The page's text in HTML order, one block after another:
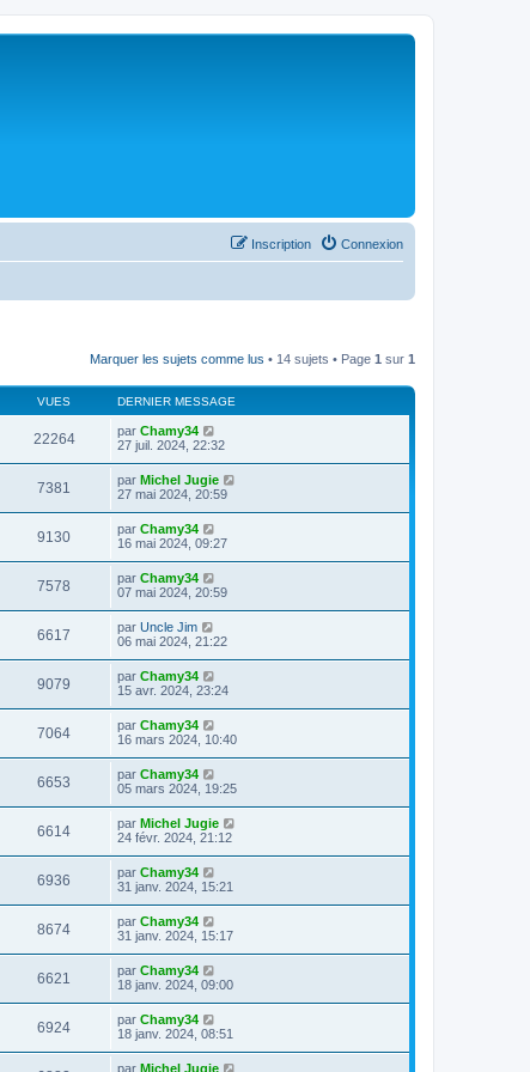
Connexion
Inscription
Marquer les sujets comme lus • 14 sujets • Page 1 sur 1
VUES DERNIER MESSAGE
22264 par Chamy34
27 juil. 2024, 22:32
7381 par Michel Jugie
27 mai 2024, 20:59
9130 par Chamy34
16 mai 2024, 09:27
7578 par Chamy34
07 mai 2024, 20:59
6617 par Uncle Jim
06 mai 2024, 21:22
9079 par Chamy34
15 avr. 2024, 23:24
7064 par Chamy34
16 mars 2024, 10:40
6653 par Chamy34
05 mars 2024, 19:25
6614 par Michel Jugie
24 févr. 2024, 21:12
6936 par Chamy34
31 janv. 2024, 15:21
8674 par Chamy34
31 janv. 2024, 15:17
6621 par Chamy34
18 janv. 2024, 09:00
6924 par Chamy34
18 janv. 2024, 08:51
par Michel Jugie